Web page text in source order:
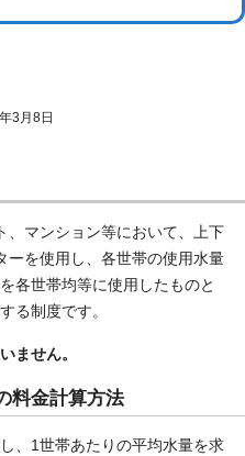
3月8日
、マンション等において、上下
ーを使用し、各世帯の使用水量
各世帯均等に使用したものと
る制度です。
ません。
料金計算方法
、1世帯あたりの平均水量を求